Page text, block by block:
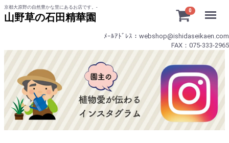
京都大原野の自然豊かな里にあるお店です。-
山野草の石田精華園
0
ﾒｰﾙｱﾄﾞﾚｽ：webshop@ishidaseikaen.com
FAX：075-333-2965